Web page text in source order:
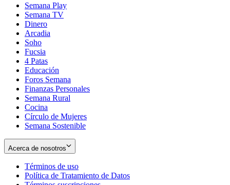
Semana Play
Semana TV
Dinero
Arcadia
Soho
in
new
window
Fucsia
in
new
window
4 Patas
Educación
Foros Semana
Finanzas Personales
Semana Rural
Cocina
Círculo de Mujeres
Semana Sostenible
Acerca de nosotros
Términos de uso
in
Política de Tratamiento de Datos